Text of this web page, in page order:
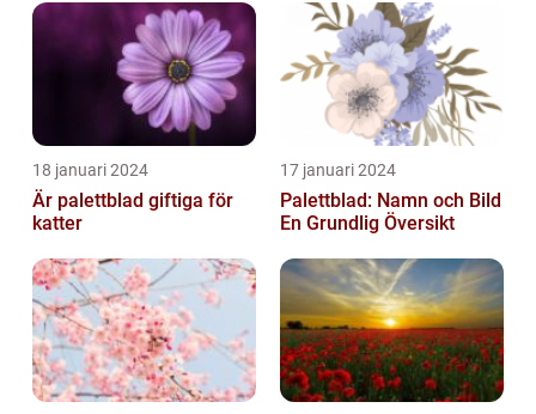
trädgårdsentusiaster
trädgårdar runt o...
18 januari 2024
Är palettblad giftiga för
katter
17 januari 2024
Palettblad: Namn och Bild
En Grundlig Översikt